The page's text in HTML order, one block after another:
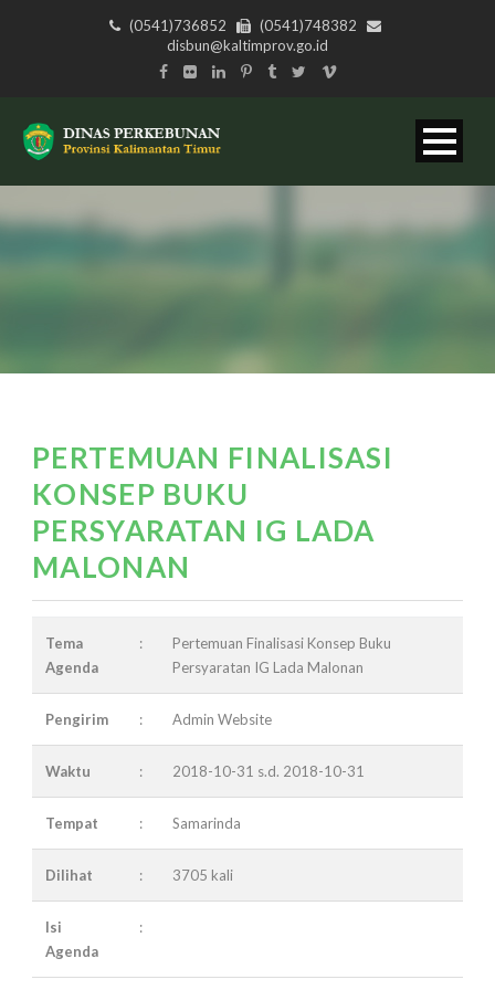
(0541)736852
(0541)748382
disbun@kaltimprov.go.id
PERTEMUAN FINALISASI
KONSEP BUKU
PERSYARATAN IG LADA
MALONAN
Tema
Agenda
:
Pertemuan Finalisasi Konsep Buku
Persyaratan IG Lada Malonan
Pengirim : Admin Website
Waktu : 2018-10-31 s.d. 2018-10-31
Tempat : Samarinda
Dilihat : 3705 kali
Isi
Agenda
: